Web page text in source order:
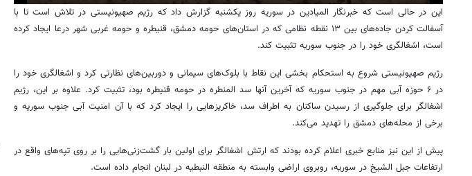
0
seconds
of
این در حالی است که خبرنگار المیادین در سوریه روز یکشنبه گزارش داد که رژیم صهیونیستی در تلاش است تا با
آسفالت کردن جاده‌های بین ۱۳ نقطه نظامی که در استان‌های حومه دمشق،
قنیطره و حومه غربی شهردرعا ایجاد کرده
است، اشغالگری خود را در جنوب سوریه تثبیت کند.
رژیم صهیونیستی شروع به استحکام بخشی این نقاط با بلوک‌های سیمانی و دوربین‌های نظارتی کرد و اشغالگری خود را
در ۶ حوزه آبی مهم در جنوب سوریه که آخرین آنها سد
المنطرهدر حومه قنیطرهبود، تثبیت کرد. علاوه بر این، رژیم
اشغالگر برای جلوگیری از رسیدن ساکنان به اطراف سد، خاکریزهاییرا ایجاد کرد که با آن امنیت آبی جنوب سوریه و
برخی از محله‌های دمشق را تهدید می‌کند.
پیش از این نیز منابع خبری اعلام کرده بودند که ارتش اشغالگر برای اولین بار گشت‌زنی‌هایی را بر روی تپه‌های واقع در
ارتفاعات جبل الشیخ در سوریه، روبروی اراضی وابسته به منطقه النبطیه در لبنان انجام داده است.